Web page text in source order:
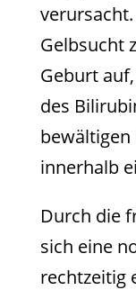
Gelbsucht
Geburt
des
innerhalb
Durch die
sich eine
rechtzeitig